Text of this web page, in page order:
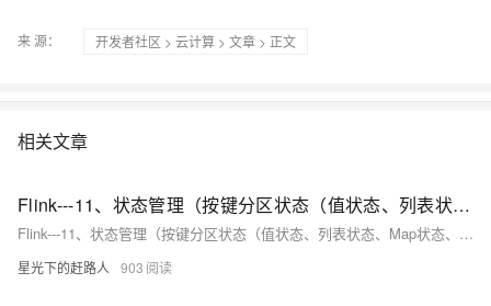
来 源： 开发者社区 > 云计算 > 文章 > 正文
相关文章
Flink---11、状态管理（按键分区状态（值状态、列表状态、Map状态、归约状态、聚合状态）算子状态（列表状态、广播状态））
Flink---11、状态管理（按键分区状态（值状态、列表状态、Map状态、归约状态、聚合状态）算子状态（列表状态、广播状态））
星光下的赶路人 903